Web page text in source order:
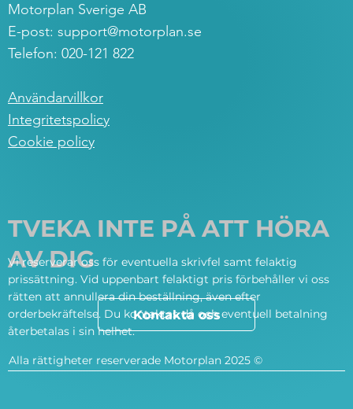
Motorplan Sverige AB
E-post: support@motorplan.se
Telefon: 020-121 822
Användarvillkor
Integritetspolicy
Cookie policy
TVEKA INTE PÅ ATT HÖRA
AV DIG
Kontakta oss
Vi reserverar oss för eventuella skrivfel samt felaktig
prissättning. Vid uppenbart felaktigt pris förbehåller vi oss
rätten att annullera din beställning, även efter
orderbekräftelse. Du kontaktas då och eventuell betalning
återbetalas i sin helhet.
Alla rättigheter reserverade Motorplan 2025 ©